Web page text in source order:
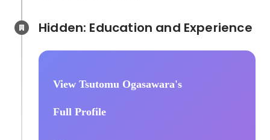
View Tsutomu Ogasawara's
Full Profile